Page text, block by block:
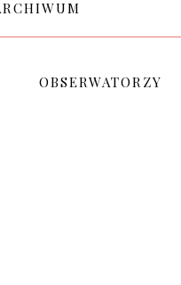
OBSERWATORZY